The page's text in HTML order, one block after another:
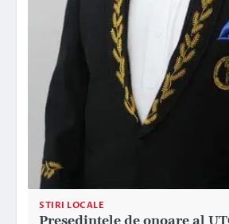
STIRI LOCALE
Președintele de onoare al